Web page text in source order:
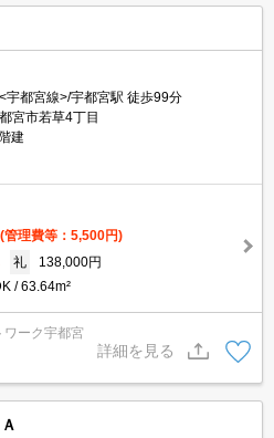
宇都宮線>/宇都宮駅 徒歩99分
宮市若草4丁目
建
(管理費等：5,500円)
礼
138,000円
63.64m²
ワーク宇都宮
詳細を見る